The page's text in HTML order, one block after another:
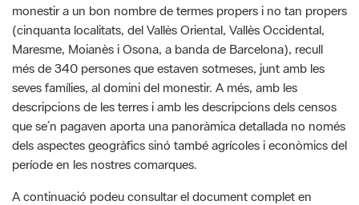
monestir a un bon nombre de termes propers i no tan propers
(cinquanta localitats, del Vallès Oriental, Vallès Occidental,
Maresme, Moianès i Osona, a banda de Barcelona), recull
més de 340 persones que estaven sotmeses, junt amb les
seves famílies, al domini del monestir. A més, amb les
descripcions de les terres i amb les descripcions dels censos
que se’n pagaven aporta una panoràmica detallada no només
dels aspectes geogràfics sinó també agrícoles i econòmics del
període en les nostres comarques.
A continuació podeu consultar el document complet en